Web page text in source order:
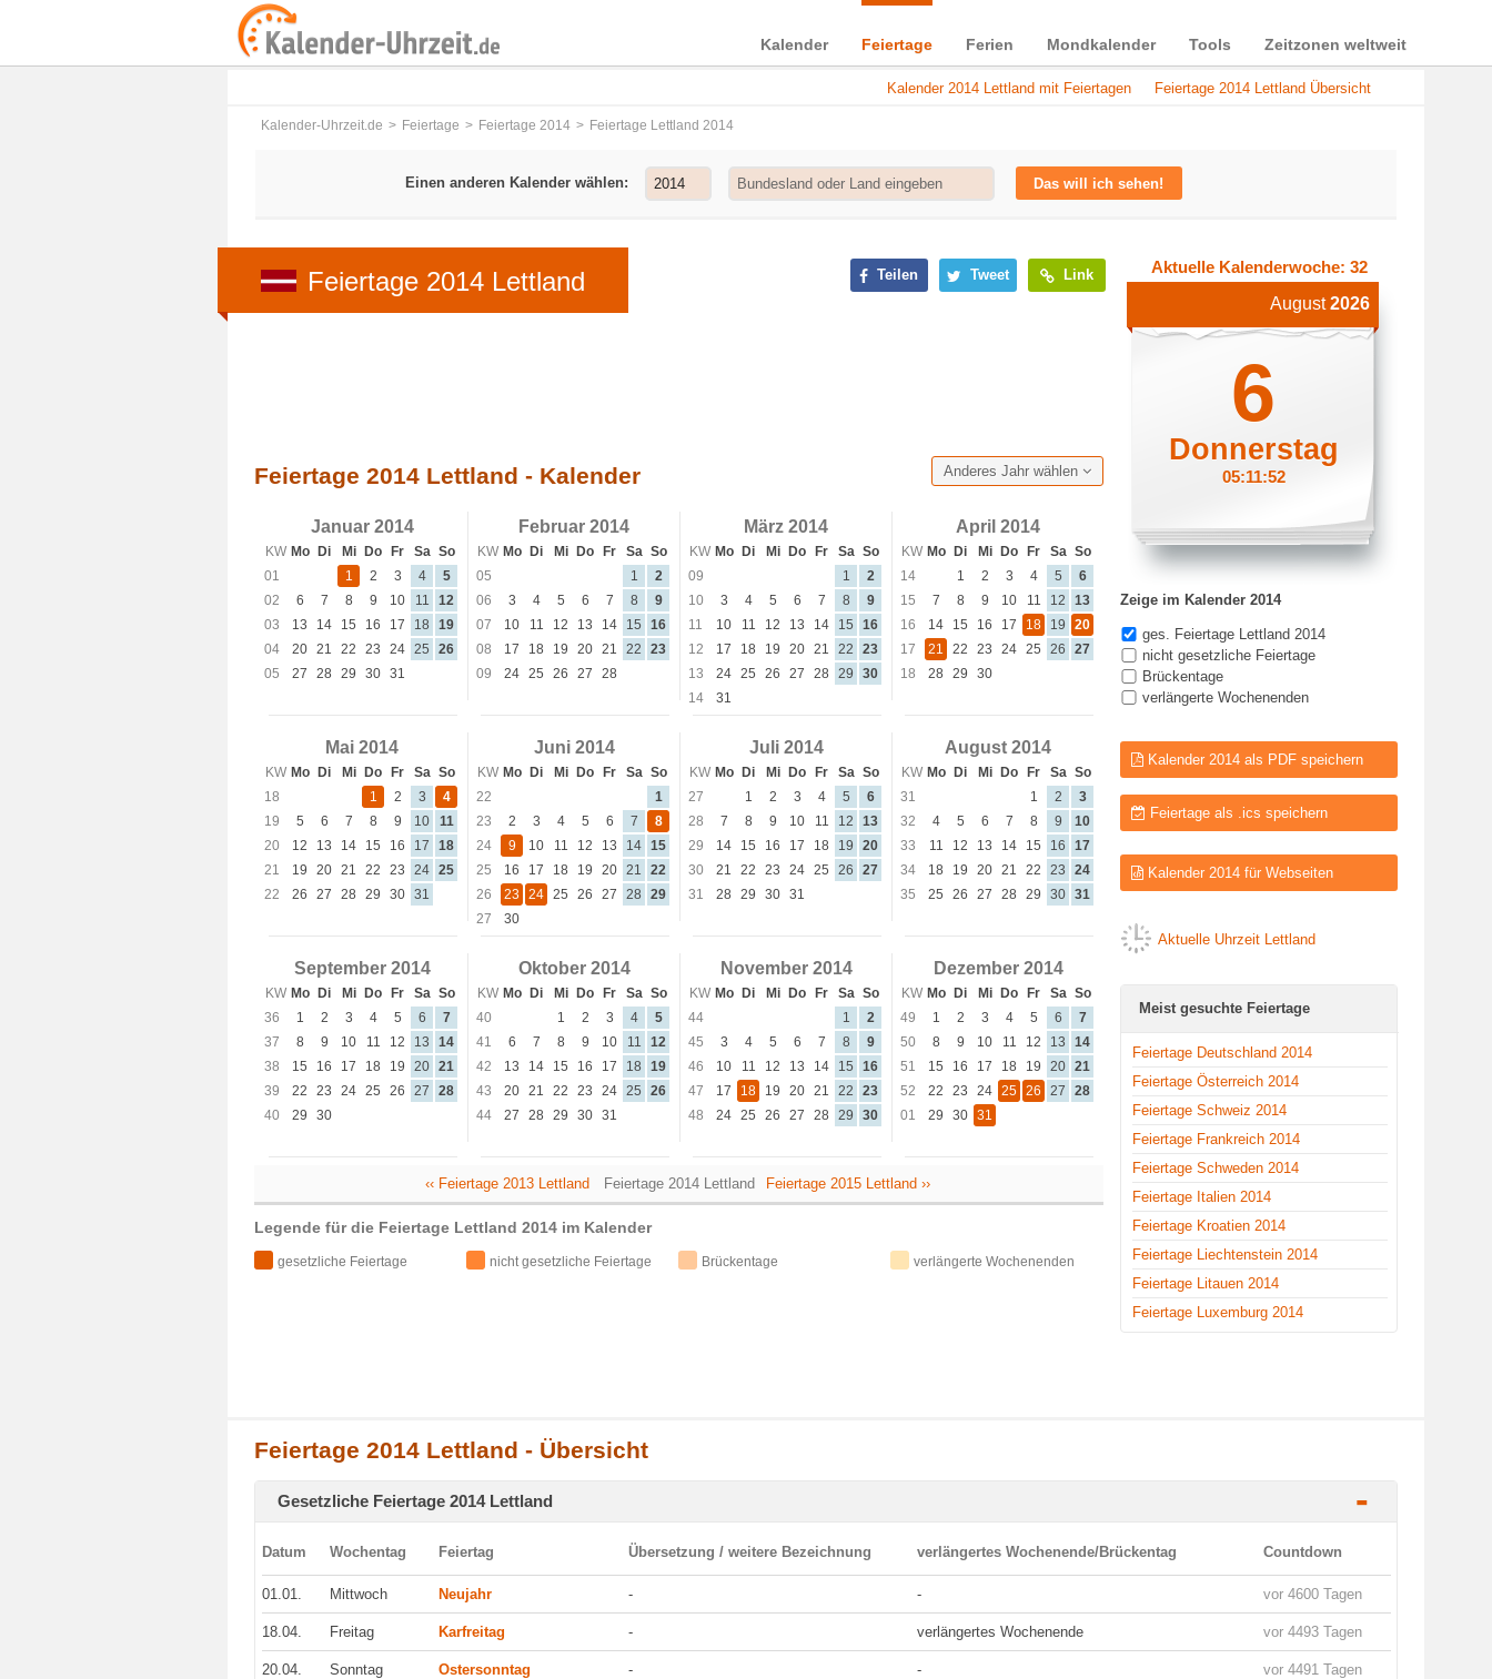
Kalender Feiertage Ferien Mondkalender Tools Zeitzonen weltweit
Kalender 2014 Lettland mit Feiertagen Feiertage 2014 Lettland Übersicht
Kalender-Uhrzeit.de Feiertage Feiertage 2014 Feiertage Lettland 2014
Einen anderen Kalender wählen: Das will ich sehen!
Teilen Tweet Link
Feiertage 2014 Lettland
Feiertage 2014 Lettland - Kalender Anderes Jahr wählen
Januar 2014
KW Mo Di Mi Do Fr Sa So
01
1 2 3 4
5
02
6 7 8 9 10 11
12
03
13 14 15 16 17 18
19
04
20 21 22 23 24 25
26
05
27 28 29 30 31
Februar 2014
KW Mo Di Mi Do Fr Sa So
05
1
2
06
3 4 5 6 7 8
9
07
10 11 12 13 14 15
16
08
17 18 19 20 21 22
23
09
24 25 26 27 28
März 2014
KW Mo Di Mi Do Fr Sa So
09
1
2
10
3 4 5 6 7 8
9
11
10 11 12 13 14 15
16
12
17 18 19 20 21 22
23
13
24 25 26 27 28 29
30
14
31
April 2014
KW Mo Di Mi Do Fr Sa So
14
1 2 3 4 5
6
15
7 8 9 10 11 12
13
16
14 15 16 17 18 19
20
17
21 22 23 24 25 26
27
18
28 29 30
Mai 2014
KW Mo Di Mi Do Fr Sa So
18
1 2 3
4
19
5 6 7 8 9 10
11
20
12 13 14 15 16 17
18
21
19 20 21 22 23 24 25
22
26 27 28 29 30 31
Juni 2014
KW Mo Di Mi Do Fr Sa So
22
1
23
2 3 4 5 6 7
8
24
9 10 11 12 13 14 15
25
16 17 18 19 20 21
22
26
23 24 25 26 27 28
29
27
30
Juli 2014
KW Mo Di Mi Do Fr Sa So
27
1 2 3 4 5
6
28
7 8 9 10 11 12
13
29
14 15 16 17 18 19
20
30
21 22 23 24 25 26
27
31
28 29 30 31
August 2014
KW Mo Di Mi Do Fr Sa So
31
1 2
3
32
4 5 6 7 8 9
10
33
11 12 13 14 15 16
17
34
18 19 20 21 22 23
24
35
25 26 27 28 29 30 31
September 2014
KW Mo Di Mi Do Fr Sa So
36
1 2 3 4 5 6
7
37
8 9 10 11 12 13
14
38
15 16 17 18 19 20 21
39
22 23 24 25 26 27
28
40
29 30
Oktober 2014
KW Mo Di Mi Do Fr Sa So
40
1 2 3 4
5
41
6 7 8 9 10 11
12
42
13 14 15 16 17 18
19
43
20 21 22 23 24 25
26
44
27 28 29 30 31
November 2014
KW Mo Di Mi Do Fr Sa So
44
1
2
45
3 4 5 6 7 8
9
46
10 11 12 13 14 15
16
47
17 18 19 20 21 22
23
48
24 25 26 27 28 29 30
Dezember 2014
KW Mo Di Mi Do Fr Sa So
49
1 2 3 4 5 6
7
50
8 9 10 11 12 13
14
51
15 16 17 18 19 20 21
52
22 23 24 25 26 27
28
01
29 30 31
‹‹ Feiertage 2013 Lettland Feiertage 2014 Lettland Feiertage 2015 Lettland ››
Legende für die Feiertage Lettland 2014 im Kalender
gesetzliche Feiertage nicht gesetzliche Feiertage Brückentage verlängerte Wochenenden
Aktuelle Kalenderwoche: 32
August2026
6
Donnerstag
05:11:53
Zeige im Kalender 2014
ges. Feiertage Lettland 2014
nicht gesetzliche Feiertage
Brückentage
verlängerte Wochenenden
Kalender 2014 als PDF speichern
Feiertage als .ics speichern
Kalender 2014 für Webseiten
Aktuelle Uhrzeit Lettland
Meist gesuchte Feiertage
Feiertage Deutschland 2014
Feiertage Österreich 2014
Feiertage Schweiz 2014
Feiertage Frankreich 2014
Feiertage Schweden 2014
Feiertage Italien 2014
Feiertage Kroatien 2014
Feiertage Liechtenstein 2014
Feiertage Litauen 2014
Feiertage Luxemburg 2014
Feiertage 2014 Lettland - Übersicht
Gesetzliche Feiertage 2014 Lettland -
Datum Wochentag Feiertag Übersetzung / weitere Bezeichnung verlängertes Wochenende/Brückentag Countdown
01.01. Mittwoch Neujahr - - vor 4600 Tagen
18.04. Freitag Karfreitag - verlängertes Wochenende vor 4493 Tagen
20.04. Sonntag Ostersonntag - - vor 4491 Tagen